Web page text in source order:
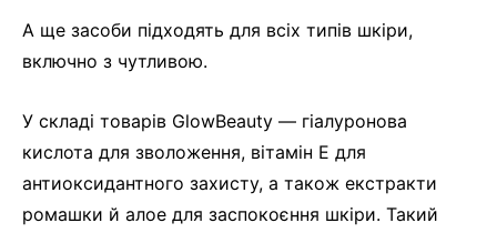
А ще засоби підходять для всіх типів шкіри,
включно з чутливою.
У складі товарів GlowBeauty — гіалуронова
кислота для зволоження, вітамін Е для
антиоксидантного захисту, а також екстракти
ромашки й алое для заспокоєння шкіри. Такий